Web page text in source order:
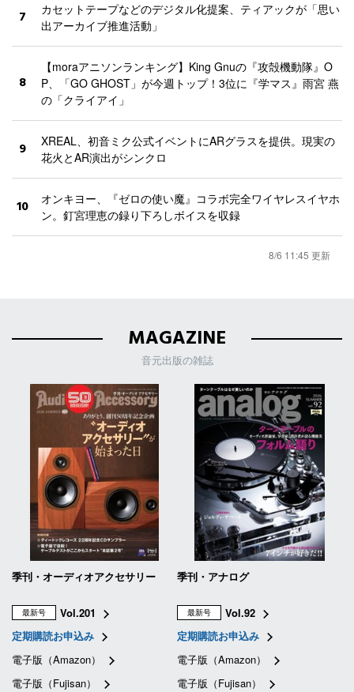
7
カセットテープなどのデジタル化提案、ティアックが「思い
出アーカイブ推進活動」
8
【moraアニソンランキング】King Gnuの『攻殻機動隊』O
P、「GO GHOST」が今週トップ！3位に『学マス』雨宮 燕
の「クライアイ」
9
XREAL、初音ミク公式イベントにARグラスを提供。現実の
花火とAR演出がシンクロ
10
オンキヨー、『ゼロの使い魔』コラボ完全ワイヤレスイヤホ
ン。釘宮理恵の録り下ろしボイスを収録
8/6 11:45 更新
MAGAZINE
音元出版の雑誌
季刊・オーディオアクセサリー
最新号
Vol.201
定期購読お申込み
電子版（Amazon）
電子版（Fujisan）
季刊・アナログ
最新号
Vol.92
定期購読お申込み
電子版（Amazon）
電子版（Fujisan）